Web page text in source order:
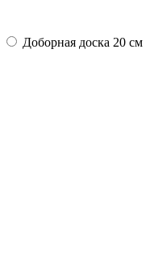
Доборная доска 20 см